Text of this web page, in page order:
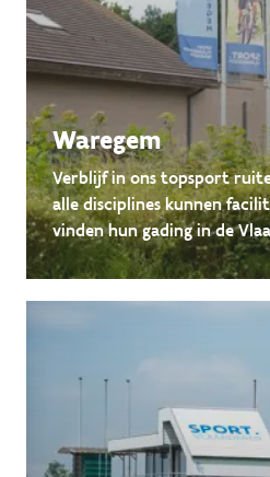
Waregem
Verblijf in ons topsport
alle disciplines kunnen
vinden hun gading in de